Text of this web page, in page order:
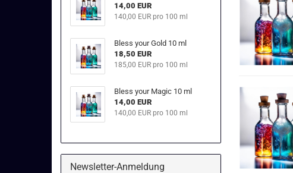
14,00 EUR
140,00 EUR pro 100 ml
Bless your Gold 10 ml
18,50 EUR
185,00 EUR pro 100 ml
Bless your Magic 10 ml
14,00 EUR
140,00 EUR pro 100 ml
Newsletter-Anmeldung